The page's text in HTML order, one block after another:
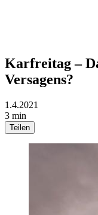
Karfreitag –
Versagens?
1.4.2021
3 min
Teilen